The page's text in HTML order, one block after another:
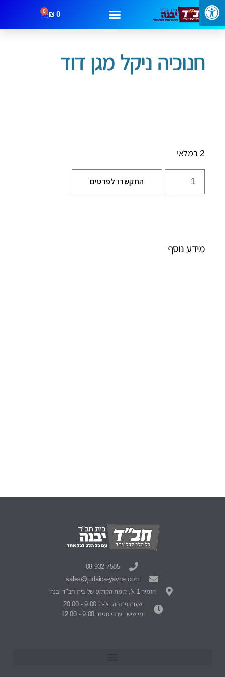
0
₪
0
עמוד הבית/חנוכה/ חנוכיה ניקל מגן דוד
חנוכיה ניקל מגן דוד
2 במלאי
התקשרו לפרטים
מידע נוסף
08-932-7585
sales@judaica-yavne.com
הזמיר 1 א', קומת הקרקע של בית חב"ד יבנה
שעות פתיחה: א'-ה' 9:00 - 20:00
ימי שישי וערבי חגים: 9:00 - 12:00